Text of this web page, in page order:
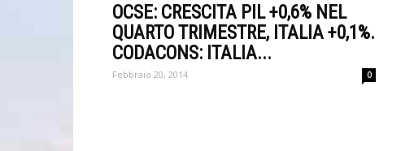
OCSE: CRESCITA PIL +0,6% NEL
QUARTO TRIMESTRE, ITALIA +0,1%.
CODACONS: ITALIA...
Febbraio 20, 2014 0